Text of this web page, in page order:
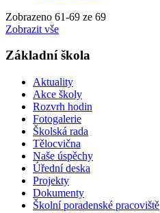
Zobrazeno 61-69 ze 69
Zobrazit vše
Základní škola
Aktuality
Akce školy
Rozvrh hodin
Fotogalerie
Školská rada
Tělocvična
Naše úspěchy
Úřední deska
Projekty
Dokumenty
Školní poradenské pracoviště